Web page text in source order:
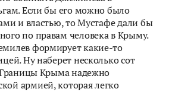
Если бы его можно было
и властью, то Мустафе дали бы
по правам человека в Крыму.
формирует какие-то
Ну наберет несколько сот
Границы Крыма надежно
армией, которая легко